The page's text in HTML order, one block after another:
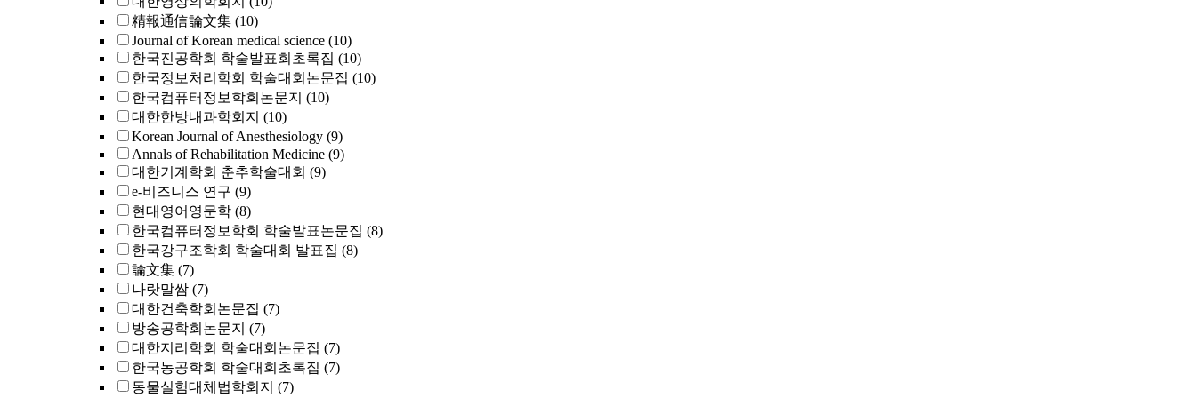
精報通信論文集 (10)
Journal of Korean medical science (10)
한국진공학회 학술발표회초록집 (10)
한국정보처리학회 학술대회논문집 (10)
한국컴퓨터정보학회논문지 (10)
대한한방내과학회지 (10)
Korean Journal of Anesthesiology (9)
Annals of Rehabilitation Medicine (9)
대한기계학회 춘추학술대회 (9)
e-비즈니스 연구 (9)
현대영어영문학 (8)
한국컴퓨터정보학회 학술발표논문집 (8)
한국강구조학회 학술대회 발표집 (8)
論文集 (7)
나랏말쌈 (7)
대한건축학회논문집 (7)
방송공학회논문지 (7)
대한지리학회 학술대회논문집 (7)
한국농공학회 학술대회초록집 (7)
동물실험대체법학회지 (7)